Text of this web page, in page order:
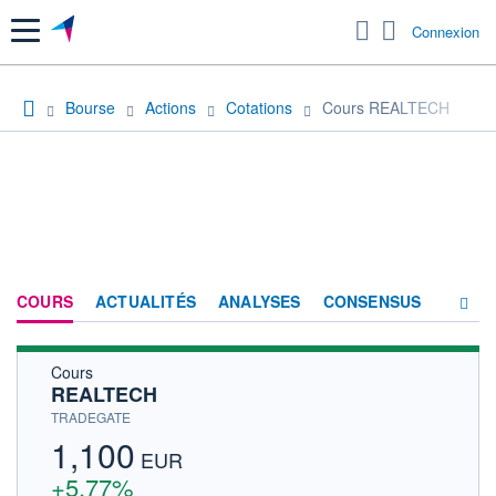
Menu Connexion
Bourse Actions Cotations Cours REALTECH
COURS ACTUALITÉS ANALYSES CONSENSUS
Cours
REALTECH
TRADEGATE
1,100 EUR
+5,77%